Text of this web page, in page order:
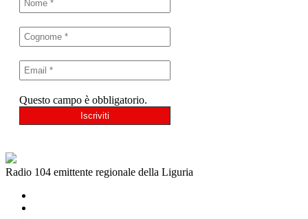
Questo campo è obbligatorio.
Radio 104 emittente regionale della Liguria